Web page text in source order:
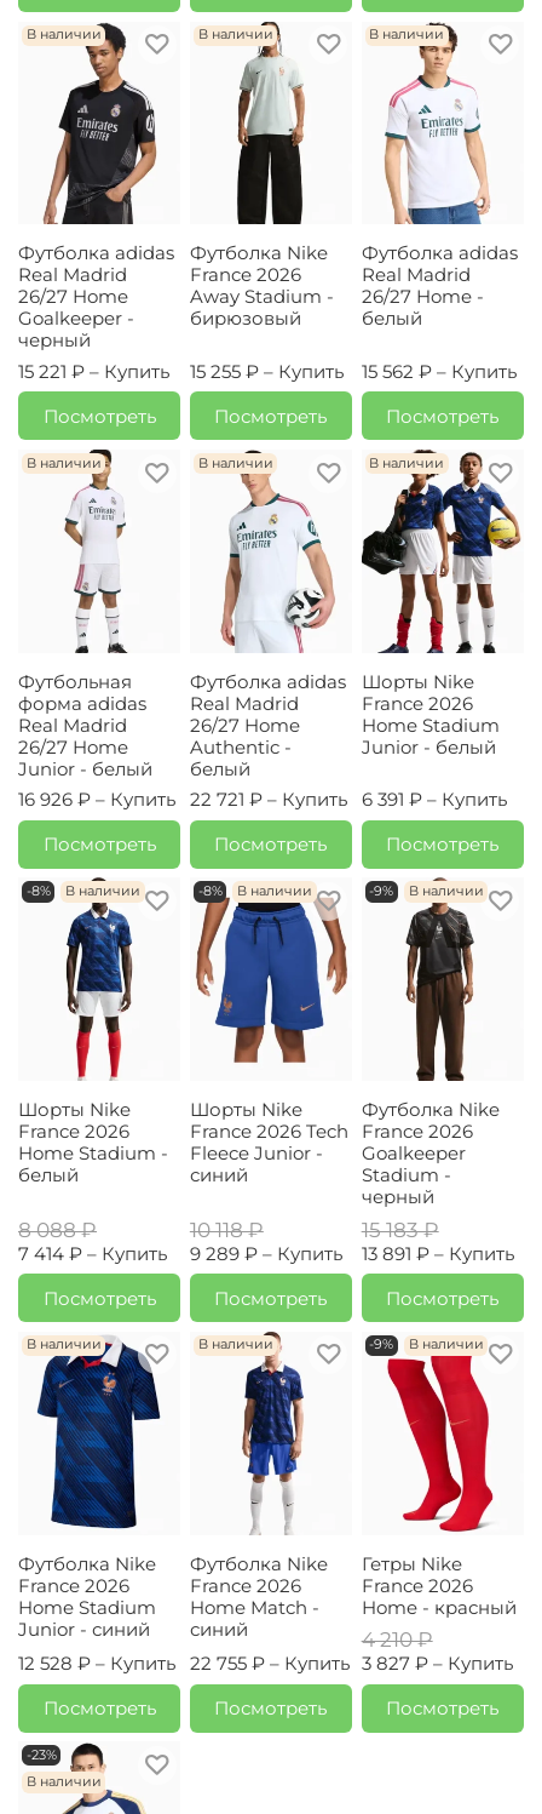
В наличии
Футболка adidas
Real Madrid
26/27 Home
Goalkeeper -
черный
15 221 ₽ – Купить
Посмотреть
В наличии
Футболка Nike
France 2026
Away Stadium -
бирюзовый
15 255 ₽ – Купить
Посмотреть
В наличии
Футболка adidas
Real Madrid
26/27 Home -
белый
15 562 ₽ – Купить
Посмотреть
В наличии
Футбольная
форма adidas
Real Madrid
26/27 Home
Junior - белый
16 926 ₽ – Купить
Посмотреть
В наличии
Футболка adidas
Real Madrid
26/27 Home
Authentic -
белый
22 721 ₽ – Купить
Посмотреть
В наличии
Шорты Nike
France 2026
Home Stadium
Junior - белый
6 391 ₽ – Купить
Посмотреть
-8% В наличии
Шорты Nike
France 2026
Home Stadium -
белый
8 088 ₽
7 414 ₽ – Купить
Посмотреть
-8% В наличии
Шорты Nike
France 2026 Tech
Fleece Junior -
синий
10 118 ₽
9 289 ₽ – Купить
Посмотреть
-9% В наличии
Футболка Nike
France 2026
Goalkeeper
Stadium -
черный
15 183 ₽
13 891 ₽ – Купить
Посмотреть
В наличии
Футболка Nike
France 2026
Home Stadium
Junior - синий
12 528 ₽ – Купить
Посмотреть
В наличии
Футболка Nike
France 2026
Home Match -
синий
22 755 ₽ – Купить
Посмотреть
-9% В наличии
Гетры Nike
France 2026
Home - красный
4 210 ₽
3 827 ₽ – Купить
Посмотреть
-23%
В наличии